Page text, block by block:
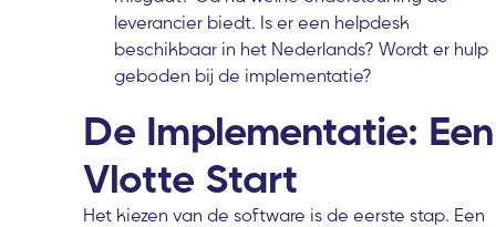
leverancier biedt. Is er een helpdesk
beschikbaar in het Nederlands? Wordt er hulp
geboden bij de implementatie?
De Implementatie: Een
Vlotte Start
Het kiezen van de software is de eerste stap. Een